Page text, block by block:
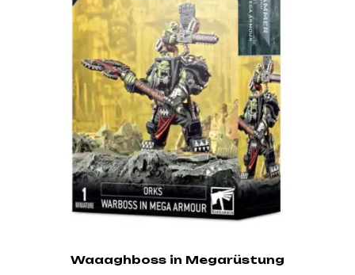
Waaaghboss in Megarüstung